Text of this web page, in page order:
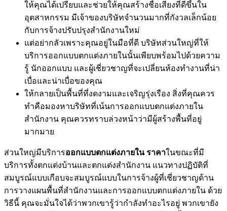
ให้คุณได้เปรียบและช่วยให้คุณสร้างชื่อเสียงที่ดีขึ้นใน
อุตสาหกรรม มีเจ้าของบริษัทจำนวนมากที่กังวลเล็กน้อย
กับการจ้างปรับปรุงสำนักงานใหม่
แต่อย่ากลัวเพราะคุณอยู่ในมือที่ดี บริษัทส่วนใหญ่ที่ให้
บริการออกแบบตกแต่งภายในนั้นเพียบพร้อมไปด้วยความ
รู้ นักออกแบบ และผู้เชี่ยวชาญที่จะเปลี่ยนห้องทำงานที่น่า
เบื่อและน่าเบื่อของคุณ
ให้กลายเป็นพื้นที่ที่งดงามและเจริญรุ่งเรือง สิ่งที่คุณควร
ทำคือมองหาบริษัทที่เน้นการออกแบบตกแต่งภายใน
สำนักงาน คุณควรทราบล่วงหน้าว่ามีผู้สร้างพื้นที่อยู่
มากมาย
ส่วนใหญ่มีบริการออกแบบตกแต่งภายใน ราคาในขณะที่มี
บริการทั้งตกแต่งบ้านและตกแต่งสำนักงาน แนวทางปฏิบัติที่
สมบูรณ์แบบเกือบจะสมบูรณ์แบบในการจ้างผู้ที่เชี่ยวชาญด้าน
การวางแผนพื้นที่สำนักงานและการออกแบบตกแต่งภายใน ด้วย
วิธีนี้ คุณจะมั่นใจได้ว่าพวกเขารู้ว่ากำลังทำอะไรอยู่ พวกเขายัง